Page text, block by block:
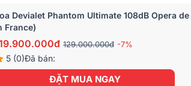
Devialet Phantom Ultimate 108dB Opera
France)
129.000.000đ -7%
5 (0)Đã bán:
ĐẶT MUA NGAY